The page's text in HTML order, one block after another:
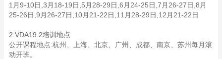
1月9-10日,3月18-19日,5月28-29日,6月24-25日,7月26-27日,8月
25-26日,9月26-27日,10月21-22日,11月28-29日,12月21-22日
2.VDA19.2培训地点
公开课程地点:杭州、上海、北京、广州、成都、南京、苏州每月滚
动开班。